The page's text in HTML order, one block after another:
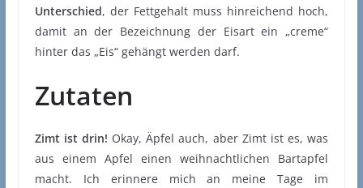
Unterschied, der Fettgehalt muss hinreichend hoch,
damit an der Bezeichnung der Eisart ein „creme“
hinter das „Eis“ gehängt werden darf.
Zutaten
Zimt ist drin! Okay, Äpfel auch, aber Zimt ist es, was
aus einem Apfel einen weihnachtlichen Bartapfel
macht. Ich erinnere mich an meine Tage im